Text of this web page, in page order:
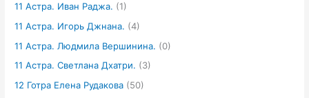
11 Астра. Иван Раджа. (1)
11 Астра. Игорь Джнана. (4)
11 Астра. Людмила Вершинина. (0)
11 Астра. Светлана Дхатри. (3)
12 Готра Елена Рудакова (50)